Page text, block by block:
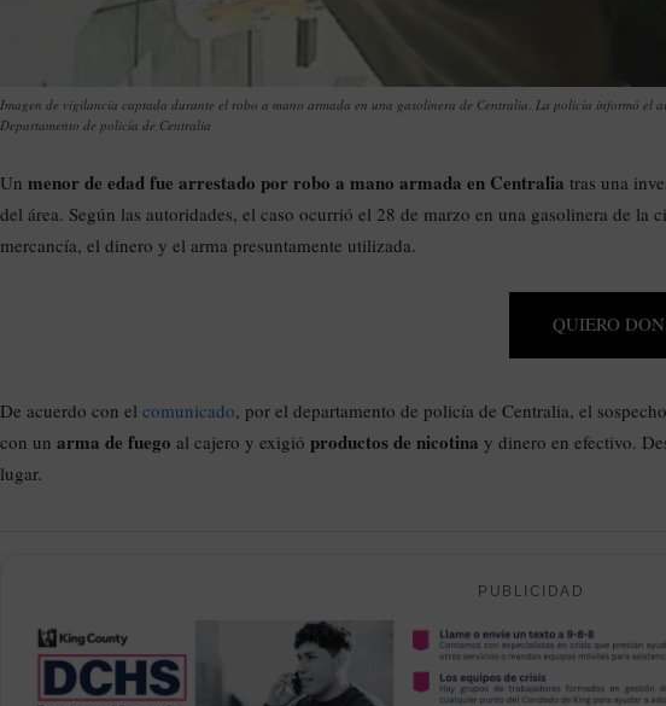
Imagen de vigilancia captada durante el robo a mano armada en una gasolinera de Centralia. La policía informó el
Departamento de policía de Centralia
Un menor de edad fue arrestado por robo a mano armada en Centralia tras una
del área. Según las autoridades, el caso ocurrió el 28 de marzo en una gasolinera de la
mercancía, el dinero y el arma presuntamente utilizada.
QUIERO
De acuerdo con el comunicado, por el departamento de policía de Centralia, el
con un arma de fuego al cajero y exigió productos de nicotina y dinero en efectivo.
lugar.
PUBLICIDAD